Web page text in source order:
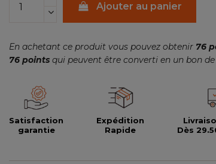
Ajouter au panier
En achetant ce produit vous pouvez obtenir 76
76 points qui peuvent être converti en un bon
Satisfaction
garantie
Expédition
Rapide
Dès